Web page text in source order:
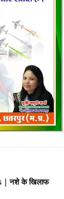
| नशे के खिलाफ